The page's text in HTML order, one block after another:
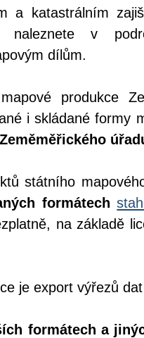
a katastrálním
naleznete v
dílům.
produkce
i skládané formy
státního
formátech
na základě
je export výřezů
formátech a